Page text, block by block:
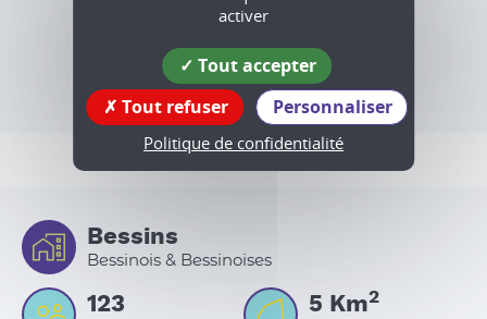
Tout l'agenda
Bessins
Bessinois & Bessinoises
123 5 Km2
activer
Tout accepter
Tout refuser
Personnaliser
Politique de confidentialité